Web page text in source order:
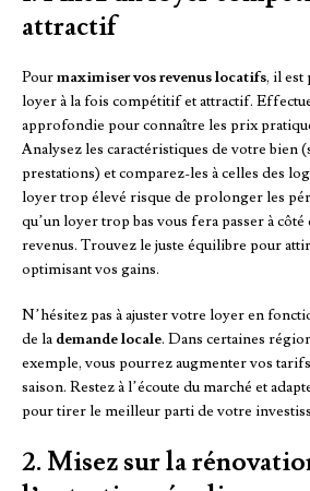
attractif
Pourmaximiser vos revenus locatifs, il
loyer à la fois compétitif et attractif.
approfondie pour connaître les prix
Analysez les caractéristiques de votre bien
prestations) et comparez-les à celles des
loyer trop élevé risque de prolonger les
qu’un loyer trop bas vous fera passer à
revenus. Trouvez le juste équilibre pour
optimisant vos gains.
N’hésitez pas à ajuster votre loyer en
de la demande locale. Dans certaines
exemple, vous pourrez augmenter vos
saison. Restez à l’écoute du marché et
pour tirer le meilleur parti de votre
2. Misez sur la